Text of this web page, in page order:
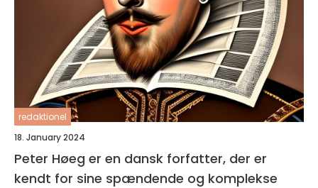
redaktionel
18. January 2024
Peter Høeg er en dansk forfatter, der er
kendt for sine spændende og komplekse